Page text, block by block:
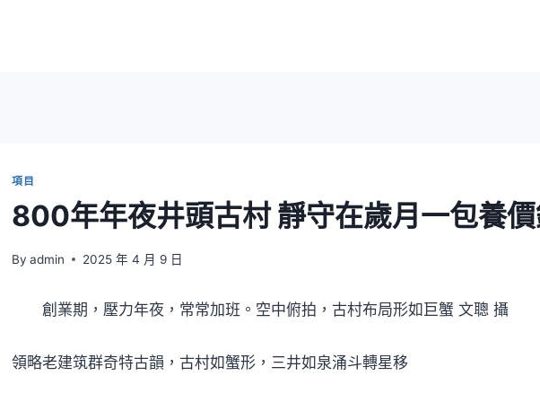
項目
800年年夜井頭古村 靜守在歲月一包養
By admin 2025 年 4 月 9 日
創業期，壓力年夜，常常加班。空中俯拍，古村布局形如巨蟹 文聰 攝
領略老建筑群奇特古韻，古村如蟹形，三井如泉涌斗轉星移